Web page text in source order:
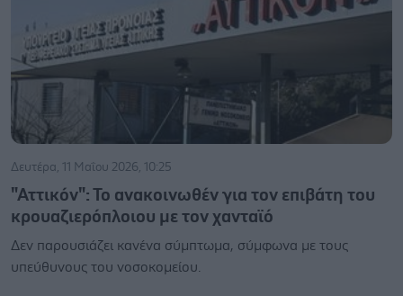
Δευτέρα, 11 Μαΐου 2026, 10:25
"Αττικόν": Το ανακοινωθέν για τον επιβάτη του
κρουαζιερόπλοιου με τον χανταϊό
Δεν παρουσιάζει κανένα σύμπτωμα, σύμφωνα με τους
υπεύθυνους του νοσοκομείου.